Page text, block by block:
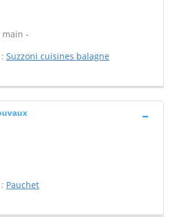
main -
Suzzoni cuisines balagne
Pauchet